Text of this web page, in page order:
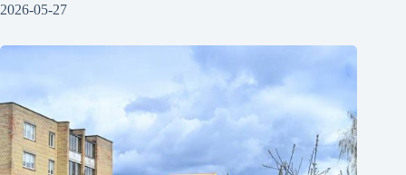
2026-05-27